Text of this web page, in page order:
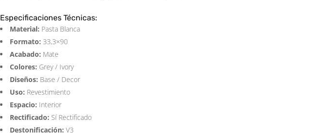
Especificaciones Técnicas:
Material: Pasta Blanca
Formato: 33,3×90
Acabado: Mate
Colores: Grey / Ivory
Diseños: Base / Decor
Uso: Revestimiento
Espacio: Interior
Rectificado: Sí Rectificado
Destonificación: V3